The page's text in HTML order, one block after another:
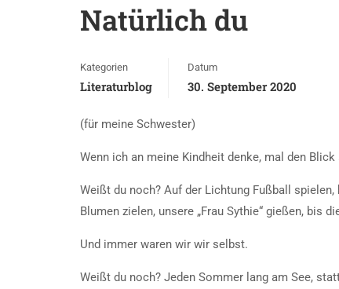
Natürlich du
Kategorien
Literaturblog
Datum
30. September 2020
(für meine Schwester)
Wenn ich an meine Kindheit denke, mal den
Weißt du noch? Auf der Lichtung Fußball
Blumen zielen, unsere „Frau Sythie“ gießen, bis
Und immer waren wir wir selbst.
Weißt du noch? Jeden Sommer lang am See,